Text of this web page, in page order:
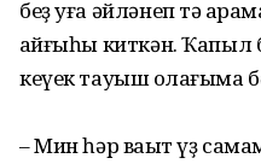
беҙ уға әйләнеп тә
ҡайғыһы киткән. Ҡапыл
кеүек тауыш ҡолағыма
– Мин һәр ваҡыт үҙ